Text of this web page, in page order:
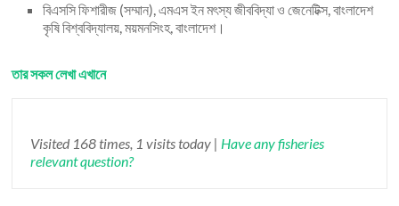
বিএসসি ফিশারীজ (সম্মান), এমএস ইন মৎস্য জীববিদ্যা ও জেনেটিক্স, বাংলাদেশ
কৃষি বিশ্ববিদ্যালয়, ময়মনসিংহ, বাংলাদেশ।
তার সকল লেখা এখানে
Visited 168 times, 1 visits today | Have any fisheries
relevant question?